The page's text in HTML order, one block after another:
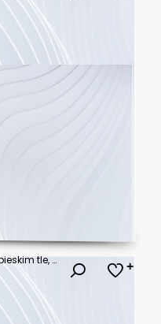
STOP - Czerwony znak stop na niebieskim tle, zatrzymać się , symbol, sprzeciw